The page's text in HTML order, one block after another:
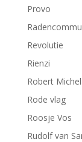
Provo
Revolutie
Rienzi
Robert
Rode vlag
Roosje Vos
Rudolf van